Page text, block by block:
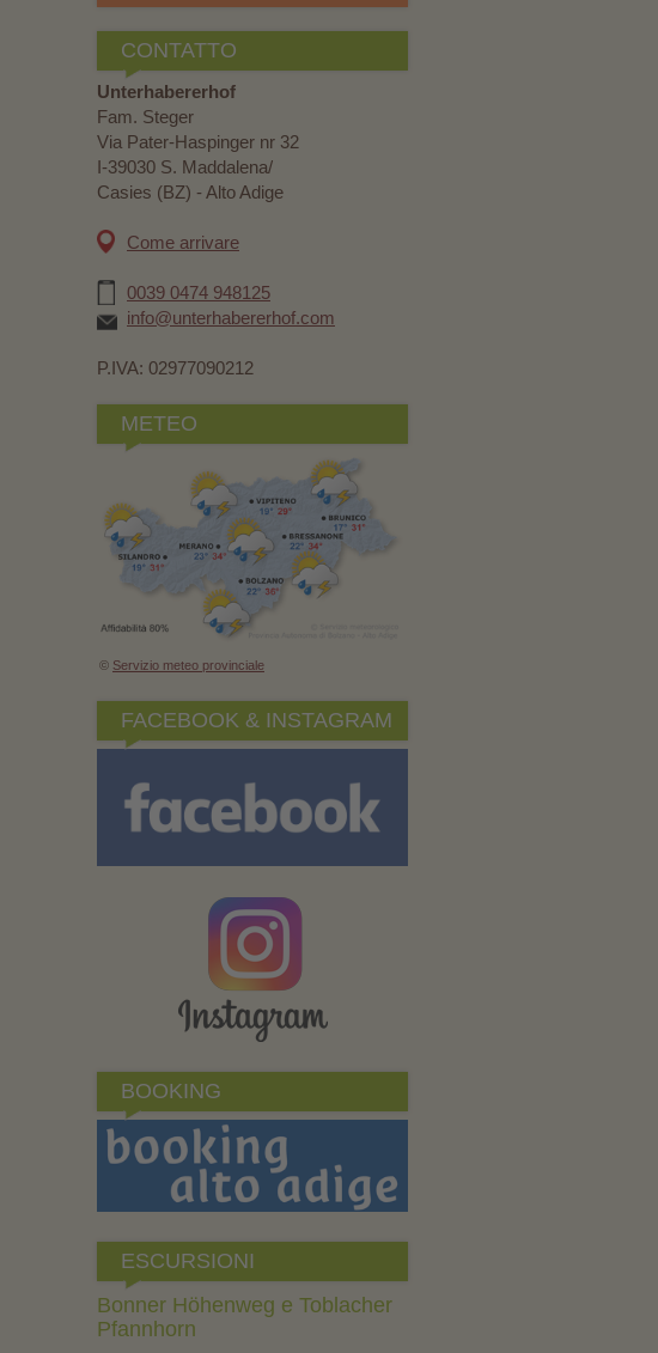
CONTATTO
Unterhabererhof
Fam. Steger
Via Pater-Haspinger nr 32
I-39030 S. Maddalena/
Casies (BZ) - Alto Adige
Come arrivare
0039 0474 948125
info@unterhabererhof.com
P.IVA: 02977090212
METEO
© Servizio meteo provinciale
FACEBOOK & INSTAGRAM
BOOKING
ESCURSIONI
Bonner Höhenweg e Toblacher
Pfannhorn